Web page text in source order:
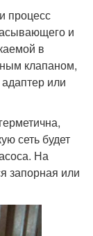
процесс
и
в
клапаном,
или
сеть будет
На
запорная или